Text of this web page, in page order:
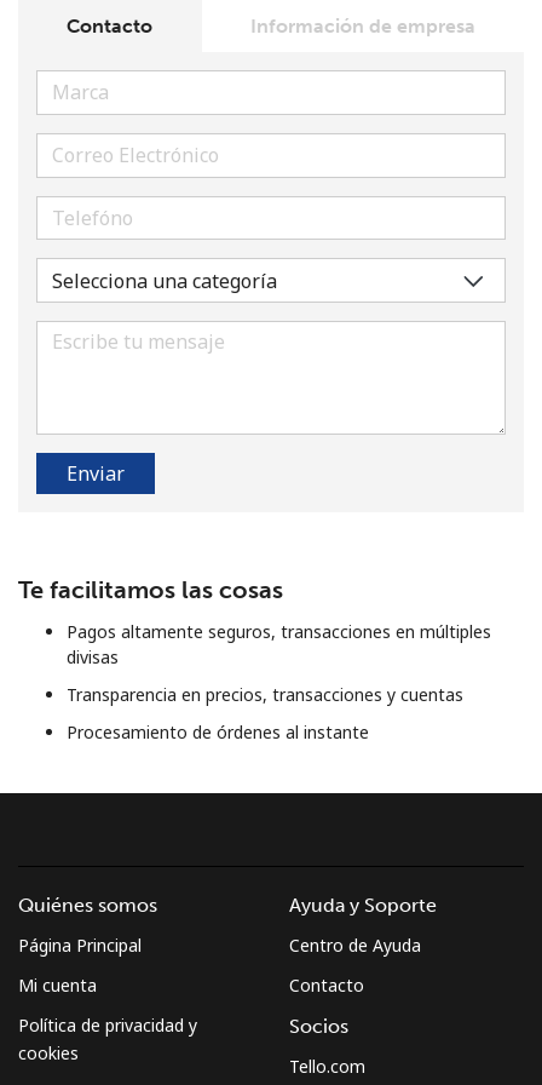
No se ha creado una contraseña
Mínimo 8 caracteres
Una letra mayúscula y una minúscula
Un número
Un caracter especial
Mantente en contacto para recibir nuestras mejores
estosTérminos y condiciones.
¡Hola!
Inicia sesión oREGÍSTRATE →
Contacto Información de empresa
Enviar
Te facilitamos las cosas
Pagos altamente seguros, transacciones en múltiples
divisas
Transparencia en precios, transacciones y cuentas
Procesamiento de órdenes al instante
Quiénes somos
Página Principal
Mi cuenta
Política de privacidad y
cookies
Ayuda y Soporte
Centro de Ayuda
Contacto
Socios
Tello.com